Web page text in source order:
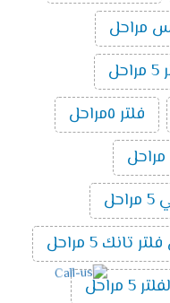
مراحل
فلتر ٥مراحل
تانك 5 مراحل